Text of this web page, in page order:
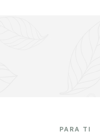
PARA TI